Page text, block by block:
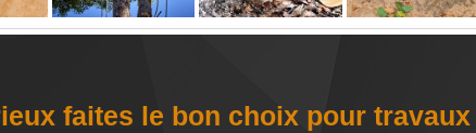
faites le bon choix pour travaux